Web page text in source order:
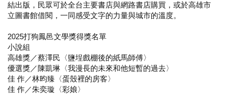
結出版，民眾可於全台主要書店與網路書店購買，或於高雄市
立圖書館借閱，一同感受文字的力量與城市的溫度。
2025打狗鳳邑文學獎得獎名單
小說組
高雄獎／蔡澤民〈鹽埕戲棚後的紙馬師傅〉
優選獎／陳凱琳〈我漫長的未來和他短暫的過去〉
佳 作／林昀臻〈蛋殼裡的房客〉
佳 作／朱奕璇〈彩娘〉